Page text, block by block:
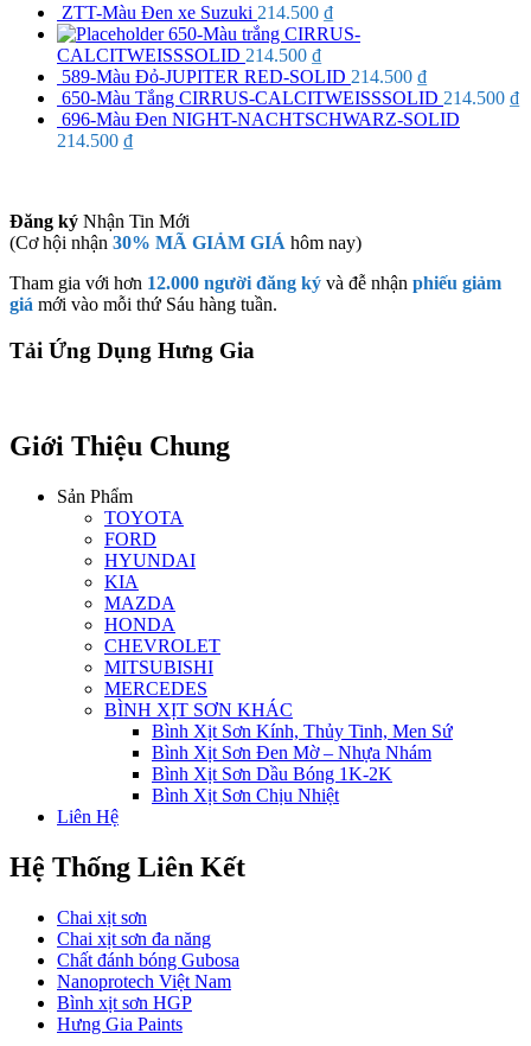
ZTT-Màu Đen xe Suzuki 214.500 ₫
650-Màu trắng CIRRUS-
CALCITWEISSSOLID 214.500 ₫
589-Màu Đỏ-JUPITER RED-SOLID 214.500 ₫
650-Màu Tắng CIRRUS-CALCITWEISSSOLID 214.500 ₫
696-Màu Đen NIGHT-NACHTSCHWARZ-SOLID
214.500 ₫
Đăng ký Nhận Tin Mới
(Cơ hội nhận 30% MÃ GIẢM GIÁ hôm nay)
Tham gia với hơn 12.000 người đăng ký và đễ nhận phiếu giảm
giá mới vào mỗi thứ Sáu hàng tuần.
Tải Ứng Dụng Hưng Gia
Giới Thiệu Chung
Sản Phẩm
TOYOTA
FORD
HYUNDAI
KIA
MAZDA
HONDA
CHEVROLET
MITSUBISHI
MERCEDES
BÌNH XỊT SƠN KHÁC
Bình Xịt Sơn Kính, Thủy Tinh, Men Sứ
Bình Xịt Sơn Đen Mờ – Nhựa Nhám
Bình Xịt Sơn Dầu Bóng 1K-2K
Bình Xịt Sơn Chịu Nhiệt
Liên Hệ
Hệ Thống Liên Kết
Chai xịt sơn
Chai xịt sơn đa năng
Chất đánh bóng Gubosa
Nanoprotech Việt Nam
Bình xịt sơn HGP
Hưng Gia Paints